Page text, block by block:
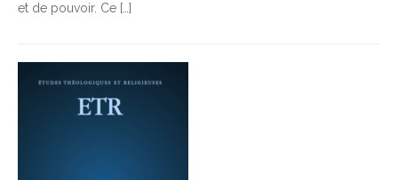
et de pouvoir. Ce […]